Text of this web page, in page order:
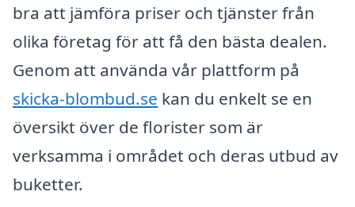
bra att jämföra priser och tjänster från
olika företag för att få den bästa dealen.
Genom att använda vår plattform på
skicka-blombud.se kan du enkelt se en
översikt över de florister som är
verksamma i området och deras utbud av
buketter.